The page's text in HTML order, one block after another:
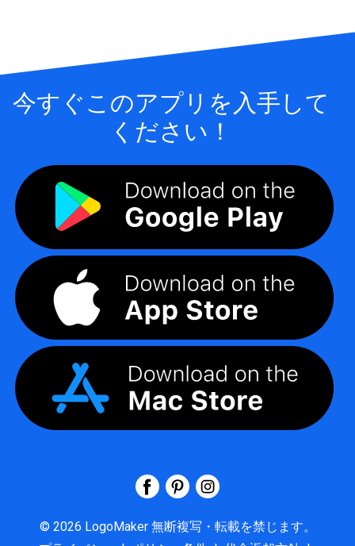
今すぐこのアプリを入手して
ください！
© 2026 LogoMaker 無断複写・転載を禁じます。